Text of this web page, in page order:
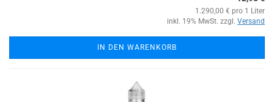
1.290,00 € pro 1 Liter
inkl. 19% MwSt. zzgl. Versand
IN DEN WARENKORB